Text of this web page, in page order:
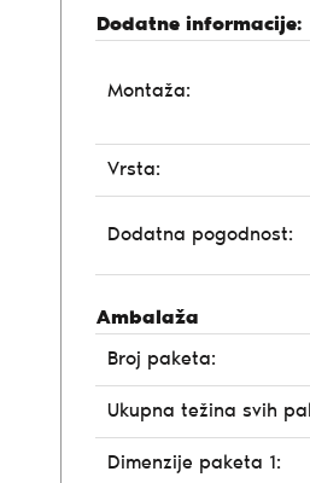
Dodatne informacije:
Montaža:
Vrsta:
Dodatna pogodnost:
Ambalaža
Broj paketa:
Ukupna težina svih
Dimenzije paketa 1: